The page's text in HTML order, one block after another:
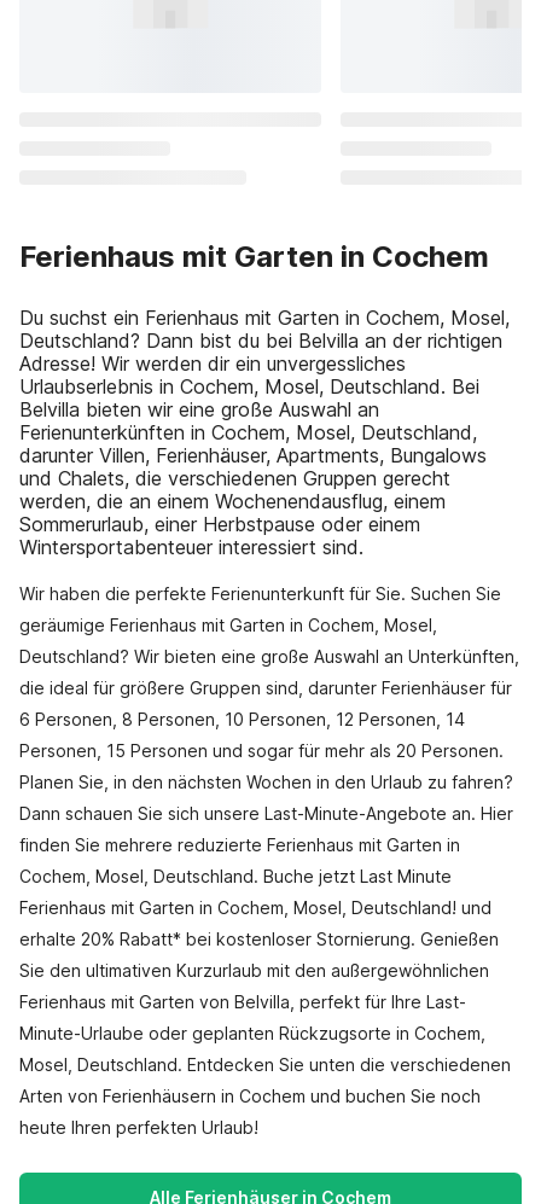
Ferienhaus mit Garten in Cochem
Du suchst ein Ferienhaus mit Garten in Cochem, Mosel,
Deutschland? Dann bist du bei Belvilla an der richtigen
Adresse! Wir werden dir ein unvergessliches
Urlaubserlebnis in Cochem, Mosel, Deutschland. Bei
Belvilla bieten wir eine große Auswahl an
Ferienunterkünften in Cochem, Mosel, Deutschland,
darunter Villen, Ferienhäuser, Apartments, Bungalows
und Chalets, die verschiedenen Gruppen gerecht
werden, die an einem Wochenendausflug, einem
Sommerurlaub, einer Herbstpause oder einem
Wintersportabenteuer interessiert sind.
Wir haben die perfekte Ferienunterkunft für Sie. Suchen Sie
geräumige Ferienhaus mit Garten in Cochem, Mosel,
Deutschland? Wir bieten eine große Auswahl an Unterkünften,
die ideal für größere Gruppen sind, darunter Ferienhäuser für
6 Personen, 8 Personen, 10 Personen, 12 Personen, 14
Personen, 15 Personen und sogar für mehr als 20 Personen.
Planen Sie, in den nächsten Wochen in den Urlaub zu fahren?
Dann schauen Sie sich unsere Last-Minute-Angebote an. Hier
finden Sie mehrere reduzierte Ferienhaus mit Garten in
Cochem, Mosel, Deutschland. Buche jetzt Last Minute
Ferienhaus mit Garten in Cochem, Mosel, Deutschland! und
erhalte 20% Rabatt* bei kostenloser Stornierung. Genießen
Sie den ultimativen Kurzurlaub mit den außergewöhnlichen
Ferienhaus mit Garten von Belvilla, perfekt für Ihre Last-
Minute-Urlaube oder geplanten Rückzugsorte in Cochem,
Mosel, Deutschland. Entdecken Sie unten die verschiedenen
Arten von Ferienhäusern in Cochem und buchen Sie noch
heute Ihren perfekten Urlaub!
Alle Ferienhäuser in Cochem